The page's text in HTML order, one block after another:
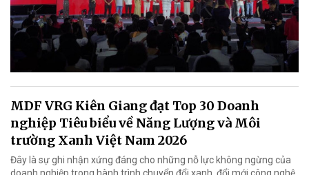
MDF VRG Kiên Giang đạt Top 30 Doanh
nghiệp Tiêu biểu về Năng Lượng và Môi
trường Xanh Việt Nam 2026
Đây là sự ghi nhận xứng đáng cho những nỗ lực không ngừng của